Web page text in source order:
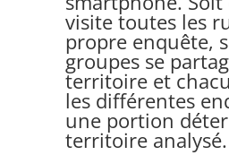
visite toutes les
propre enquête,
groupes se
territoire et
les différentes
une portion
territoire analysé.